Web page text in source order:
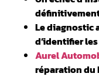
Le diagnostic
d’identifier
Aurel
réparation du